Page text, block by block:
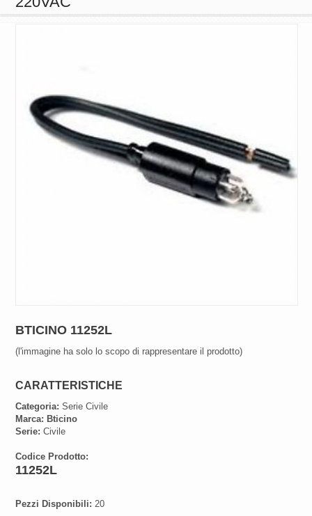
BTICINO 11252L
(l'immagine ha solo lo scopo di rappresentare il prodotto)
CARATTERISTICHE
Categoria: Serie Civile
Marca: Bticino
Serie: Civile
Codice Prodotto:
11252L
Pezzi Disponibili: 20